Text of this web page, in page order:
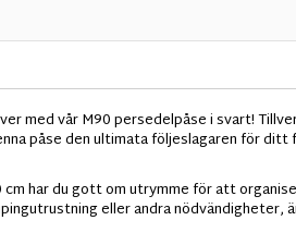
med vår M90 persedelpåse i svart!
påse den ultimata följeslagaren för
cm har du gott om utrymme för att
eller andra nödvändigheter,